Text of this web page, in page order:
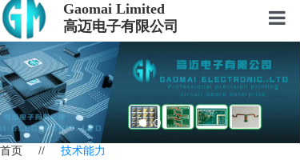
Gaomai Limited
高迈电子有限公司
首页 // 技术能力